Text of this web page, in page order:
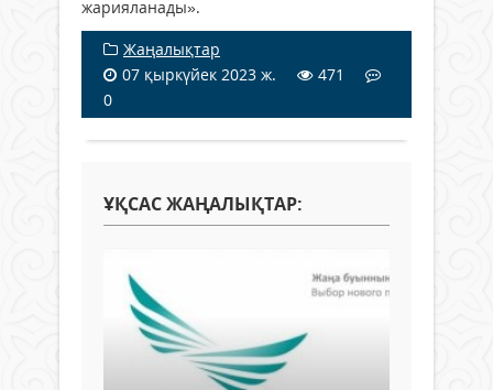
жарияланады».
Жаңалықтар
07 қыркүйек 2023 ж.
471
0
ҰҚСАС ЖАҢАЛЫҚТАР: